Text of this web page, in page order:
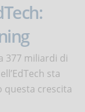
377 miliardi di
sta
questa crescita